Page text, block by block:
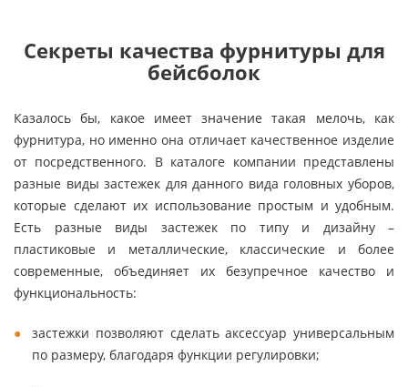
Секреты качества фурнитуры для
бейсболок
Казалось бы, какое имеет значение такая мелочь, как
фурнитура, но именно она отличает качественное изделие
от посредственного. В каталоге компании представлены
разные виды застежек для данного вида головных уборов,
которые сделают их использование простым и удобным.
Есть разные виды застежек по типу и дизайну –
пластиковые и металлические, классические и более
современные, объединяет их безупречное качество и
функциональность:
застежки позволяют сделать аксессуар универсальным
по размеру, благодаря функции регулировки;